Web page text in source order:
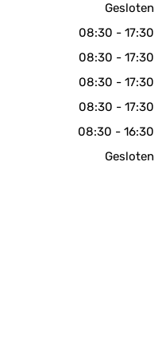
Gesloten
08:30 - 17:30
08:30 - 17:30
08:30 - 17:30
08:30 - 17:30
08:30 - 16:30
Gesloten